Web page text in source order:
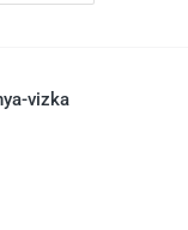
vizka